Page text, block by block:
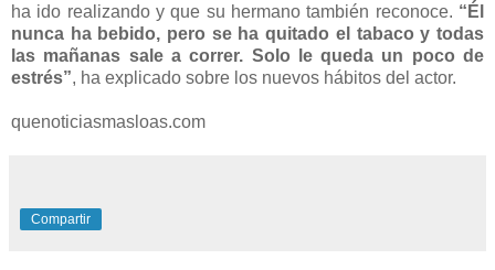
ha ido realizando y que su hermano también reconoce. “Él
nunca ha bebido, pero se ha quitado el tabaco y todas
las mañanas sale a correr. Solo le queda un poco de
estrés”, ha explicado sobre los nuevos hábitos del actor.
quenoticiasmasloas.com
Compartir